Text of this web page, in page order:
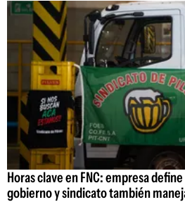
Horas clave en FNC: empresa
gobierno y sindicato también